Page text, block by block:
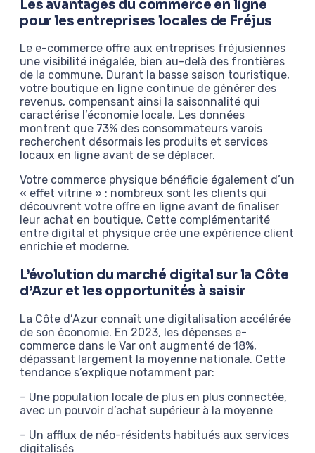
Les avantages du commerce en ligne
pour les entreprises locales de Fréjus
Le e-commerce offre aux entreprises fréjusiennes
une visibilité inégalée, bien au-delà des frontières
de la commune. Durant la basse saison touristique,
votre boutique en ligne continue de générer des
revenus, compensant ainsi la saisonnalité qui
caractérise l’économie locale. Les données
montrent que 73% des consommateurs varois
recherchent désormais les produits et services
locaux en ligne avant de se déplacer.
Votre commerce physique bénéficie également d’un
« effet vitrine » : nombreux sont les clients qui
découvrent votre offre en ligne avant de finaliser
leur achat en boutique. Cette complémentarité
entre digital et physique crée une expérience client
enrichie et moderne.
L’évolution du marché digital sur la Côte
d’Azur et les opportunités à saisir
La Côte d’Azur connaît une digitalisation accélérée
de son économie. En 2023, les dépenses e-
commerce dans le Var ont augmenté de 18%,
dépassant largement la moyenne nationale. Cette
tendance s’explique notamment par:
– Une population locale de plus en plus connectée,
avec un pouvoir d’achat supérieur à la moyenne
– Un afflux de néo-résidents habitués aux services
digitalisés